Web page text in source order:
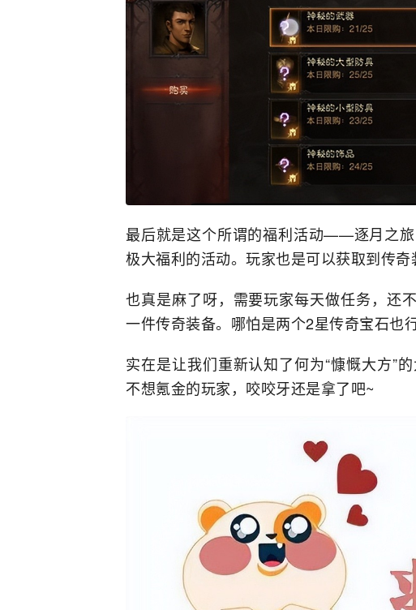
最后就是这个所谓的福利活动——逐月之
极大福利的活动。玩家也是可以获取到传奇
也真是麻了呀，需要玩家每天做任务，还
一件传奇装备。哪怕是两个2星传奇宝石也
实在是让我们重新认知了何为“慷慨大方”
不想氪金的玩家，咬咬牙还是拿了吧~